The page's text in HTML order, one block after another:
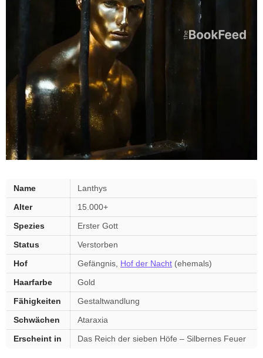
Lanthys
—
wichtige
Fakten
Name
Lanthys
Alter
15.000+
Spezies
Erster Gott
Status
Verstorben
Hof
Gefängnis, Hof der Nacht (ehemals)
Haarfarbe
Gold
Fähigkeiten
Gestaltwandlung
Schwächen
Ataraxia
Erscheint in
Das Reich der sieben Höfe – Silbernes Feuer